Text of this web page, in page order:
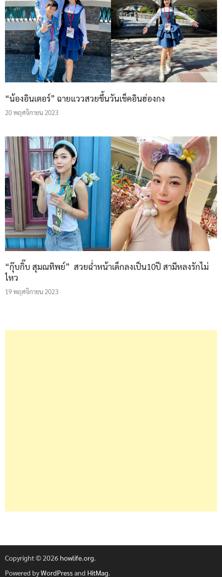
“น้องอินเตอร์” ฉายแววสวยขึ้นวันเช็คอินฮ่องกง
20 พฤศจิกายน 2023
“กุ๊บกิ๊บ สุมณทิพย์” สวยฉ่ำหน้าเด็กลงเป็น10ปี สามีหลงรักไม่
ไหว
19 พฤศจิกายน 2023
Copyright © 2026 howlife.org.
Powered byWordPressand HitMag.